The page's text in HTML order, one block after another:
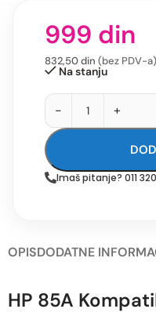
999 din
832,50din (bez PDV-a)
Na stanju
- +
Imaš pitanje? 011
OPISDODATNE
HP 85A